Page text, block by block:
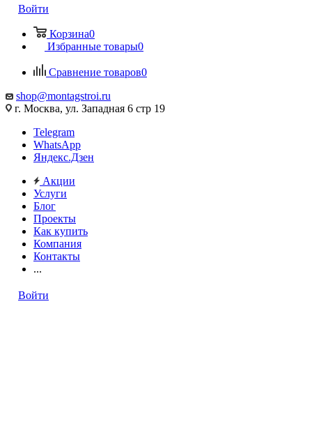
Войти
Корзина0
Избранные товары0
Сравнение товаров0
shop@montagstroi.ru
г. Москва, ул. Западная 6 стр 19
Telegram
WhatsApp
Яндекс.Дзен
Акции
Услуги
Блог
Проекты
Как купить
Компания
Контакты
...
Войти